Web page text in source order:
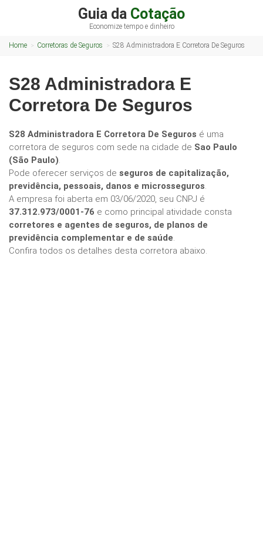
Guia da Cotação
Economize tempo e dinheiro
Home Corretoras de Seguros S28 Administradora E Corretora De Seguros
S28 Administradora E
Corretora De Seguros
S28 Administradora E Corretora De Seguros é uma
corretora de seguros com sede na cidade de Sao Paulo
(São Paulo).
Pode oferecer serviços de seguros de capitalização,
previdência, pessoais, danos e microsseguros.
A empresa foi aberta em 03/06/2020, seu CNPJ é
37.312.973/0001-76 e como principal atividade consta
corretores e agentes de seguros, de planos de
previdência complementar e de saúde.
Confira todos os detalhes desta corretora abaixo.